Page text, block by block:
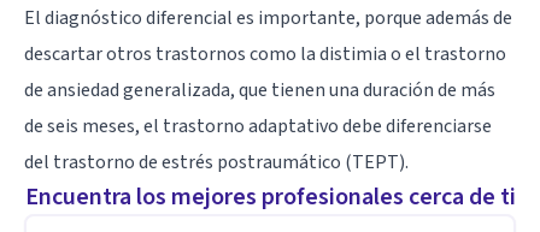
El diagnóstico diferencial es importante, porque además de
descartar otros trastornos como la distimia o el trastorno
de ansiedad generalizada, que tienen una duración de más
de seis meses, el trastorno adaptativo debe diferenciarse
del trastorno de estrés postraumático (TEPT).
Encuentra los mejores profesionales cerca de ti